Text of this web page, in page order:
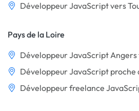
Développeur JavaScript vers
Pays de la Loire
Développeur JavaScript
Développeur JavaScript proche
Développeur freelance